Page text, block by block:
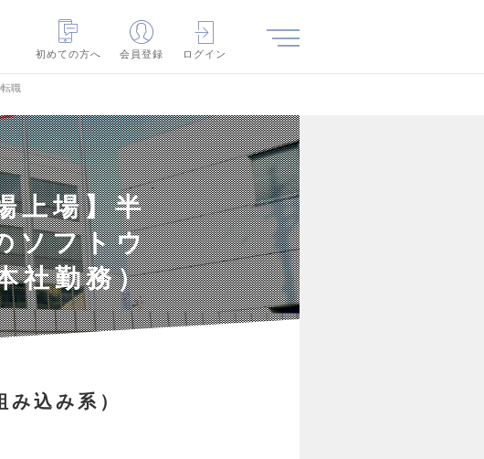
初めての方へ
会員登録 ログイン
職
上場】半
ソフトウ
社勤務）
込み系）